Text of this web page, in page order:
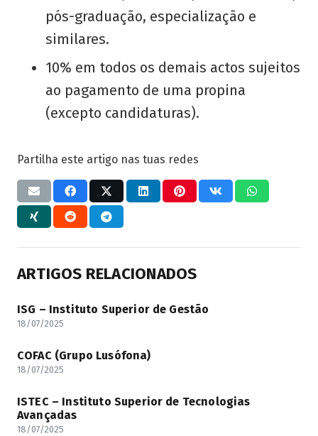
pós-graduação, especialização e
similares.
10% em todos os demais actos sujeitos
ao pagamento de uma propina
(excepto candidaturas).
Partilha este artigo nas tuas redes
ARTIGOS RELACIONADOS
ISG – Instituto Superior de Gestão
18/07/2025
COFAC (Grupo Lusófona)
18/07/2025
ISTEC – Instituto Superior de Tecnologias
Avançadas
18/07/2025